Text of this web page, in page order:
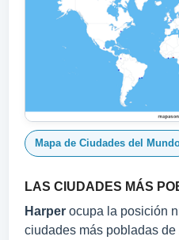
Mapa de Ciudades del
LAS CIUDADES MÁS
Harper ocupa la posición
ciudades más pobladas de